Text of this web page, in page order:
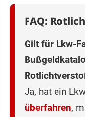
FAQ:
Gilt für Lkw-
Ja, hat ein
überfahren,